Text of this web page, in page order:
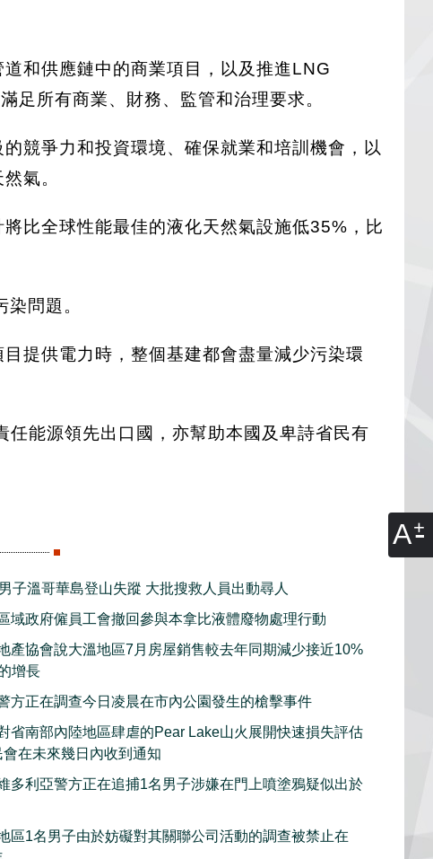
A
和供應鏈中的商業項目，以及推進LNG
足所有商業、財務、監管和治理要求。
競爭力和投資環境、確保就業和培訓機會，以
氣。
比全球性能最佳的液化天然氣設施低35%，比
問題。
提供電力時，整個基建都會盡量減少污染環
能源領先出口國，亦幫助本國及卑詩省民有
子溫哥華島登山失蹤 大批搜救人員出動尋人
域政府僱員工會撤回參與本拿比液體廢物處理行動
產協會說大溫地區7月房屋銷售較去年同期減少接近10%
增長
方正在調查今日凌晨在市內公園發生的槍擊事件
省南部內陸地區肆虐的Pear Lake山火展開快速損失評估
在未來幾日內收到通知
多利亞警方正在追捕1名男子涉嫌在門上噴塗鴉疑似出於
區1名男子由於妨礙對其關聯公司活動的調查被禁止在